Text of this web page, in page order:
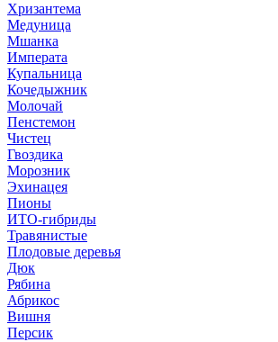
Хризантема
Медуница
Мшанка
Императа
Купальница
Кочедыжник
Молочай
Пенстемон
Чистец
Гвоздика
Морозник
Эхинацея
Пионы
ИТО-гибриды
Травянистые
Плодовые деревья
Дюк
Рябина
Абрикос
Вишня
Персик